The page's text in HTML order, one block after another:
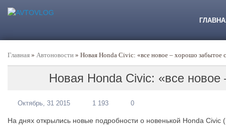
Главная » Автоновости » Новая Honda Civic: «все новое – хорошо забытое
Новая Honda Civic: «все
Октябрь, 31 2015 1 193 0
На днях открылись новые подробности о новенькой Honda